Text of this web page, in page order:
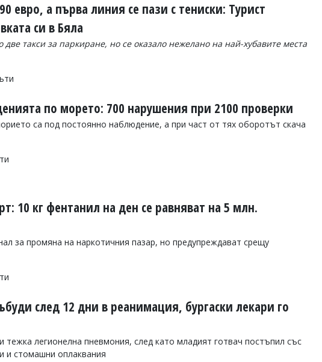
евро, а първа линия се пази с тениски: Турист
си в Бяла
две такси за паркиране, но се оказало нежелано на най-хубавите места
по морето: 700 нарушения при 2100 проверки
са под постоянно наблюдение, а при част от тях оборотът скача
10 кг фентанил на ден се равняват на 5 млн.
за промяна на наркотичния пазар, но предупреждават срещу
след 12 дни в реанимация, бургаски лекари го
тежка легионелна пневмония, след като младият готвач постъпил със
и стомашни оплаквания